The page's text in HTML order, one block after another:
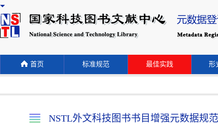
首页 标准规范 最佳实践 形
NSTL外文科技图书书目增强元数据规范